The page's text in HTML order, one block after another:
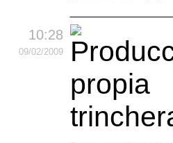
10:28
09/02/2009